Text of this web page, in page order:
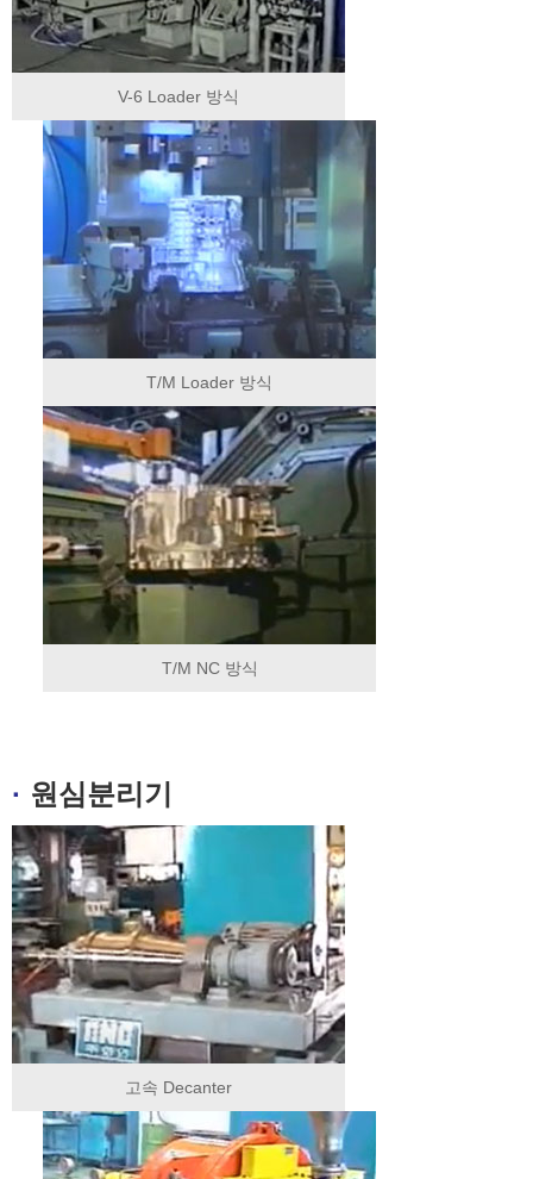
V-6 Loader 방식
T/M Loader 방식
T/M NC 방식
· 원심분리기
고속 Decanter